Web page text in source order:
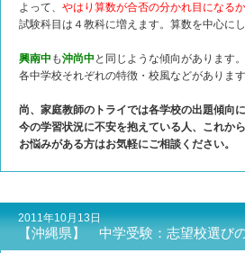
よって、 やはり算数が合否の分かれ目になるか
試験科目は４教科に増えます。算数を中心に
興南中 も沖尚中 と同じような傾向があります。
各中学校それぞれの特徴・校風などがありま
尚、家庭教師のトライでは各学校の出題傾向
今の学習状況に不安を抱えている人、これか
お悩みがある方はお気軽にご相談ください。
2011年10月13日
【沖縄県】 中学受験：志望校選び